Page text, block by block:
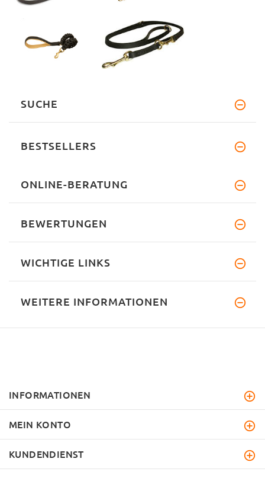
SUCHE
BESTSELLERS
ONLINE-BERATUNG
BEWERTUNGEN
WICHTIGE LINKS
WEITERE INFORMATIONEN
INFORMATIONEN
MEIN KONTO
KUNDENDIENST